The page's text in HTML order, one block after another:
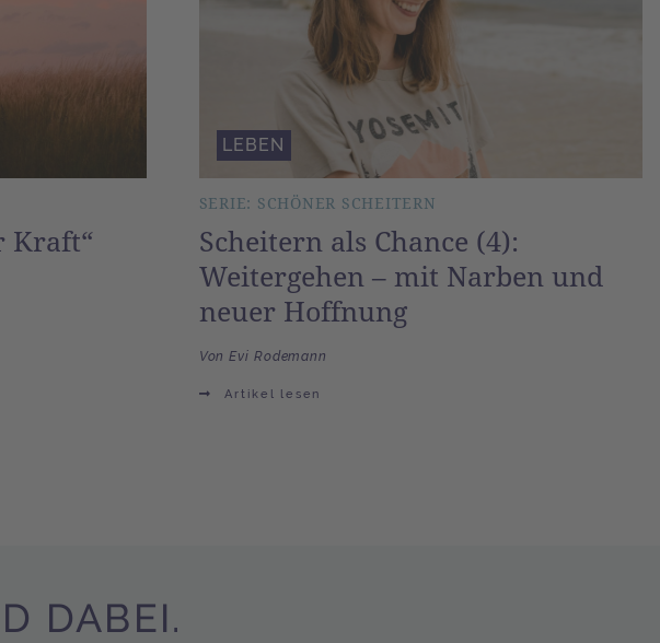
Kraft“
SERIE: SCHÖNER SCHEITERN
Scheitern als Chance (4):
Weitergehen – mit Narben und
neuer Hoffnung
Von Evi Rodemann
Artikel lesen
LEBEN
DABEI.